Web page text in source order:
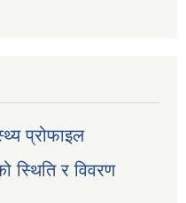
प्रोफाइल
स्थिति र विवरण